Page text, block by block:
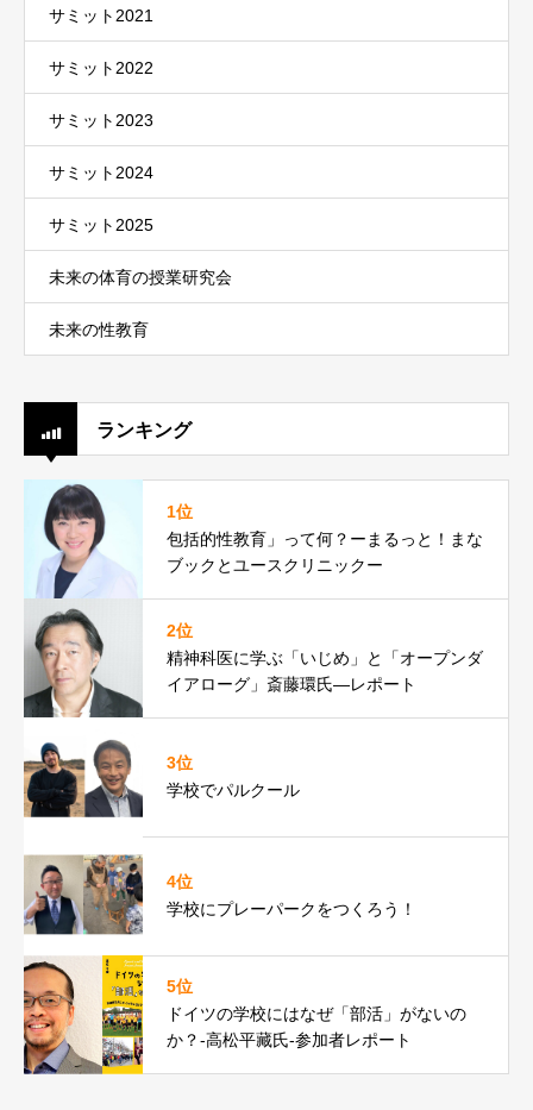
サミット2021
サミット2022
サミット2023
サミット2024
サミット2025
未来の体育の授業研究会
未来の性教育
ランキング
1位
包括的性教育」って何？ーまるっと！まな
ブックとユースクリニックー
2位
精神科医に学ぶ「いじめ」と「オープンダ
イアローグ」斎藤環氏―レポート
3位
学校でパルクール
4位
学校にプレーパークをつくろう！
5位
ドイツの学校にはなぜ「部活」がないの
か？-高松平藏氏-参加者レポート